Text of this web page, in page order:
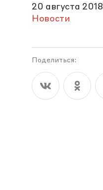
20 августа 2018
Новости
Поделиться: